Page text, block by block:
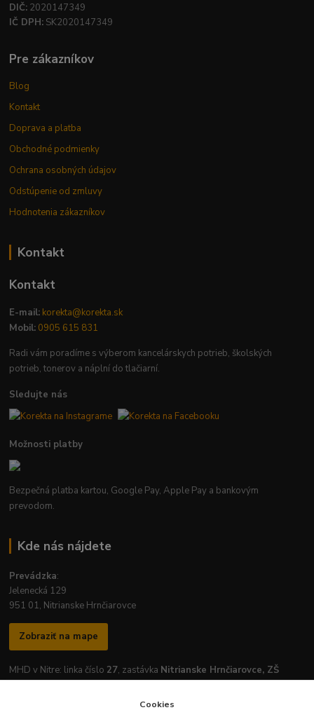
DIČ: 2020147349
IČ DPH: SK2020147349
Pre zákazníkov
Blog
Kontakt
Doprava a platba
Obchodné podmienky
Ochrana osobných údajov
Odstúpenie od zmluvy
Hodnotenia zákazníkov
Kontakt
Kontakt
E-mail: korekta@korekta.sk
Mobil: 0905 615 831
Radi vám poradíme s výberom kancelárskych potrieb, školských
potrieb, tonerov a náplní do tlačiarní.
Sledujte nás
Možnosti platby
Bezpečná platba kartou, Google Pay, Apple Pay a bankovým
prevodom.
Kde nás nájdete
Prevádzka:
Jelenecká 129
951 01, Nitrianske Hrnčiarovce
Zobraziť na mape
MHD v Nitre: linka číslo 27, zastávka Nitrianske Hrnčiarovce, ZŠ
Cookies